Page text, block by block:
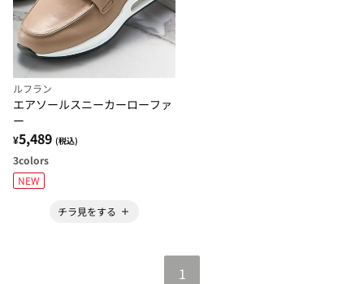
ルフラン
エアソールスニーカーローファ
ー
¥5,489 (税込)
3colors
NEW
チラ見をする
1